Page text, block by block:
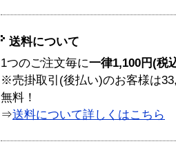
送料について
1つのご注文毎に一律1,100円(税
※売掛取引(後払い)のお客様は
無料！
⇒送料について詳しくはこちら